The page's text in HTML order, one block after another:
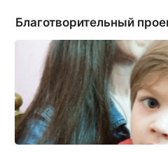
Благотворительный